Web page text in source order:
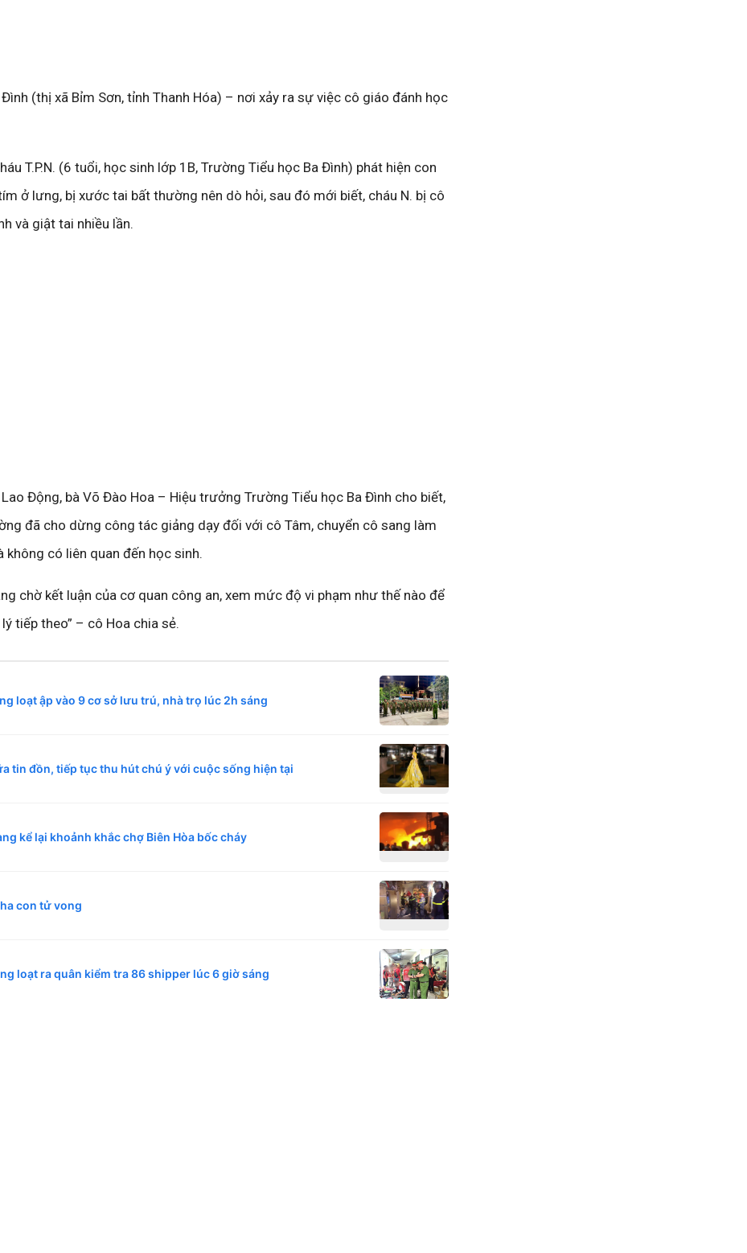
(thị xã Bỉm Sơn, tỉnh Thanh Hóa) – nơi xảy ra sự việc cô giáo đánh học
T.P.N. (6 tuổi, học sinh lớp 1B, Trường Tiểu học Ba Đình) phát hiện con
ở lưng, bị xước tai bất thường nên dò hỏi, sau đó mới biết, cháu N. bị cô
và giật tai nhiều lần.
Động, bà Võ Đào Hoa – Hiệu trưởng Trường Tiểu học Ba Đình cho biết,
đã cho dừng công tác giảng dạy đối với cô Tâm, chuyển cô sang làm
không có liên quan đến học sinh.
chờ kết luận của cơ quan công an, xem mức độ vi phạm như thế nào để
tiếp theo” – cô Hoa chia sẻ.
loạt ập vào 9 cơ sở lưu trú, nhà trọ lúc 2h sáng
tin đồn, tiếp tục thu hút chú ý với cuộc sống hiện tại
kể lại khoảnh khắc chợ Biên Hòa bốc cháy
con tử vong
loạt ra quân kiểm tra 86 shipper lúc 6 giờ sáng